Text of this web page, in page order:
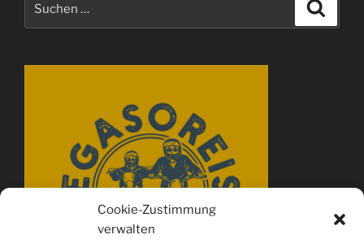
Cookie-Zustimmung
verwalten